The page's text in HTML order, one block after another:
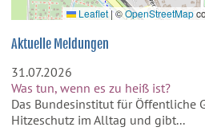
Leaflet|©OpenStreetMap
Aktuelle Meldungen
31.07.2026
Was tun, wenn es zu heiß ist?
Das Bundesinstitut für Öffentliche
Hitzeschutz im Alltag und gibt...